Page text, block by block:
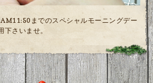
までのスペシャルモーニングデー
下さいませ。